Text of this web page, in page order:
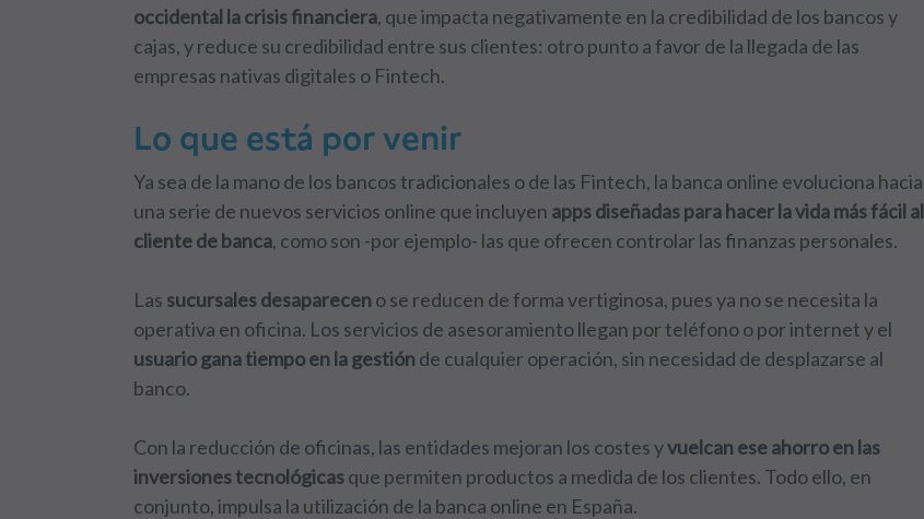
occidental la crisis financiera, que impacta negativamente en la credibilidad de los bancos y
cajas, y reduce su credibilidad entre sus clientes: otro punto a favor de la llegada de las
empresas nativas digitales o Fintech.
Lo que está por venir
Ya sea de la mano de los bancos tradicionales o de las Fintech, la banca online evoluciona hacia
una serie de nuevos servicios online que incluyen apps diseñadas para hacer la vida más fácil al
cliente de banca, como son -por ejemplo- las que ofrecen controlar las finanzas personales.
Las sucursales desaparecen o se reducen de forma vertiginosa, puesya no se necesita la
operativa en oficina. Los servicios de asesoramiento llegan por teléfono o por internet y el
usuario gana tiempo en la gestión de cualquier operación, sin necesidad de desplazarse al
banco.
Con la reducción de oficinas, las entidades mejoran los costes yvuelcan ese ahorro en las
inversiones tecnológicasque permiten productos a medida de los clientes. Todo ello, en
conjunto, impulsa la utilización de la banca online en España.